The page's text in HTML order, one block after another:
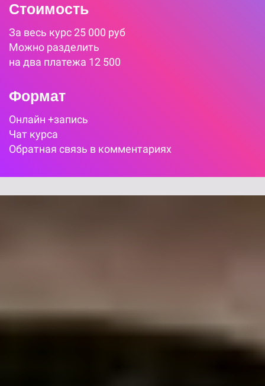
Стоимость
За весь курс 25 000 руб
Можно разделить
на два платежа 12 500
Формат
Онлайн +запись
Чат курса
Обратная связь в комментариях